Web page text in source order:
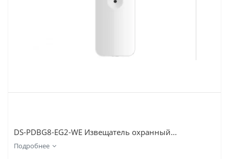
DS-PDBG8-EG2-WE Извещатель охранный...
Подробнее